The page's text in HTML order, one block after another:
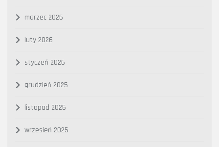
marzec 2026
luty 2026
styczeń 2026
grudzień 2025
listopad 2025
wrzesień 2025